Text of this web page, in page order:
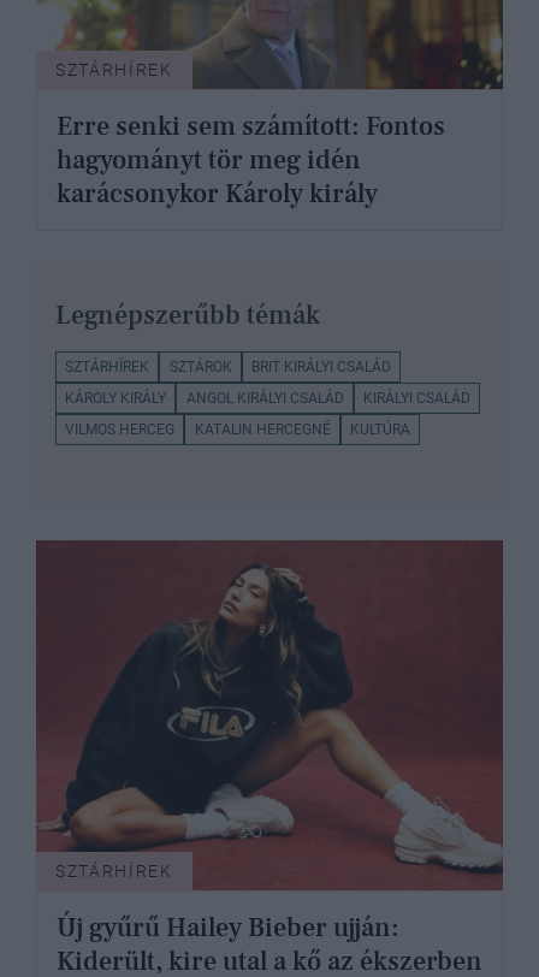
SZTÁRHÍREK
Erre senki sem számított: Fontos
hagyományt tör meg idén
karácsonykor Károly király
Legnépszerűbb témák
SZTÁRHÍREK SZTÁROK
BRIT KIRÁLYI CSALÁD
KÁROLY KIRÁLY
ANGOL KIRÁLYI CSALÁD
KIRÁLYI CSALÁD
VILMOS HERCEG
KATALIN HERCEGNÉ KULTÚRA
SZTÁRHÍREK
Új gyűrű Hailey Bieber ujján:
Kiderült, kire utal a kő az ékszerben